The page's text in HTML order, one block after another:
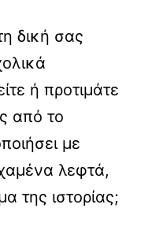
δική σας
ή προτιμάτε
από το
με
λεφτά,
της ιστορίας;